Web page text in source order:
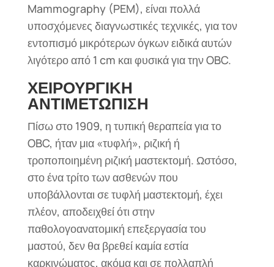
Mammography (PEM), είναι πολλά
υποσχόμενες διαγνωστικές τεχνικές, για τον
εντοπισμό μικρότερων όγκων ειδικά αυτών
λιγότερο από 1 cm και φυσικά για την OBC.
ΧΕΙΡΟΥΡΓΙΚΗ
ΑΝΤΙΜΕΤΩΠΙΣΗ
Πίσω στο 1909, η τυπική θεραπεία για το
OBC, ήταν μια «τυφλή», ριζική ή
τροποποιημένη ριζική μαστεκτομή. Ωστόσο,
στο ένα τρίτο των ασθενών που
υποβάλλονται σε τυφλή μαστεκτομή, έχει
πλέον, αποδειχθεί ότι στην
παθολογοανατομική επεξεργασία του
μαστού, δεν θα βρεθεί καμία εστία
καρκινώματος, ακόμα και σε πολλαπλή